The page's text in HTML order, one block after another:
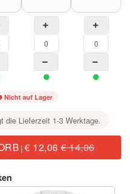
Nicht auf Lager
die Lieferzeit 1-3 Werktage.
|€ 12,06€ 14,06